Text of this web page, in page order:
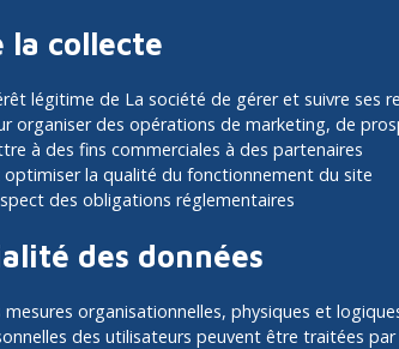
la collecte
légitime de La société de gérer et suivre ses
organiser des opérations de marketing, de
à des fins commerciales à des partenaires
optimiser la qualité du fonctionnement du site
des obligations réglementaires
des données
mesures organisationnelles, physiques et
des utilisateurs peuvent être traitées